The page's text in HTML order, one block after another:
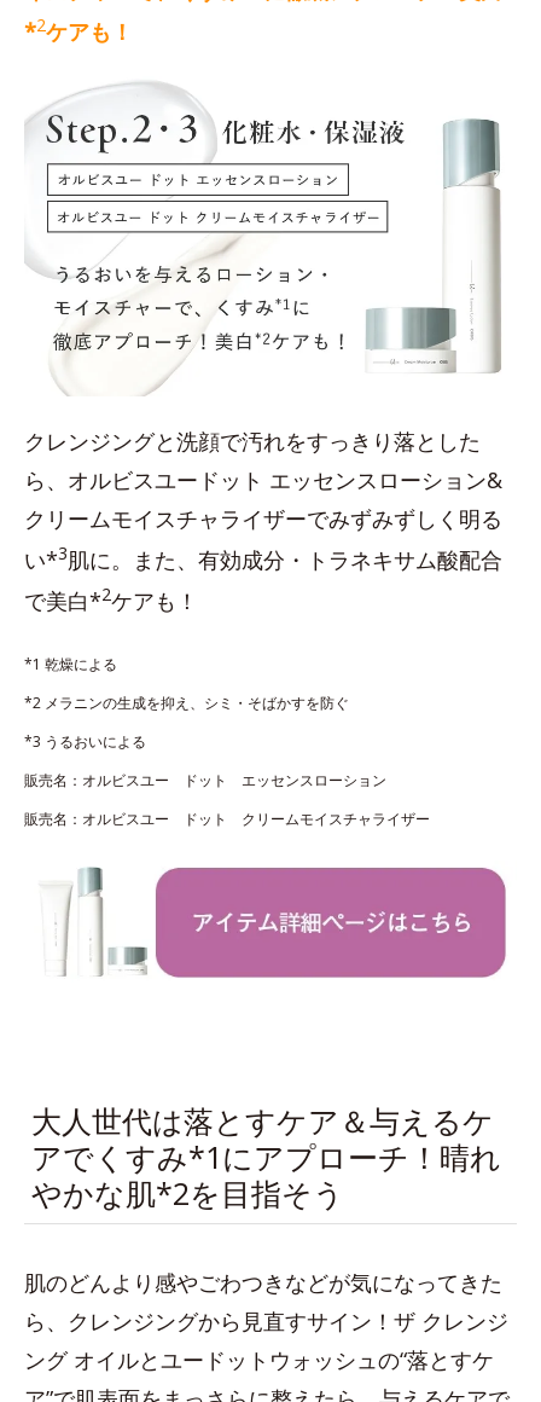
*2ケアも！
クレンジングと洗顔で汚れをすっきり落とした
ら、オルビスユードット エッセンスローション&
クリームモイスチャライザーでみずみずしく明る
い*3肌に。また、有効成分・トラネキサム酸配合
で美白*2ケアも！
*1 乾燥による
*2 メラニンの生成を抑え、シミ・そばかすを防ぐ
*3 うるおいによる
販売名：オルビスユー ドット エッセンスローション
販売名：オルビスユー ドット クリームモイスチャライザー
大人世代は落とすケア＆与えるケ
アでくすみ*1にアプローチ！晴れ
やかな肌*2を目指そう
肌のどんより感やごわつきなどが気になってきた
ら、クレンジングから見直すサイン！ザ クレンジ
ング オイルとユードットウォッシュの“落とすケ